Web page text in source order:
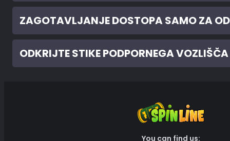
ZAGOTAVLJANJE DOSTOPA SAMO ZA
ODKRIJTE STIKE PODPORNEGA
You can find us: